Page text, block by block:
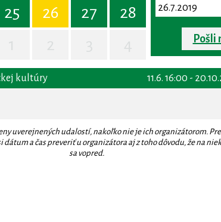
25 26 27
28
Pošli
11.6. 16:00 -
kultúry
uverejnených udalostí, nakoľko nie je ich organizátorom.
a čas preveriť u organizátora aj z toho dôvodu, že na
sa vopred.